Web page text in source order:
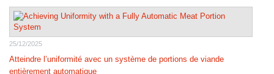
25/12/2025
Atteindre l’uniformité avec un système de portions de viande
entièrement automatique